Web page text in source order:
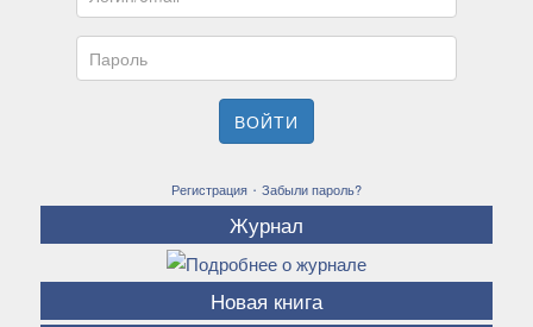
Пароль
ВОЙТИ
Регистрация· Забыли пароль?
Журнал
Новая книга